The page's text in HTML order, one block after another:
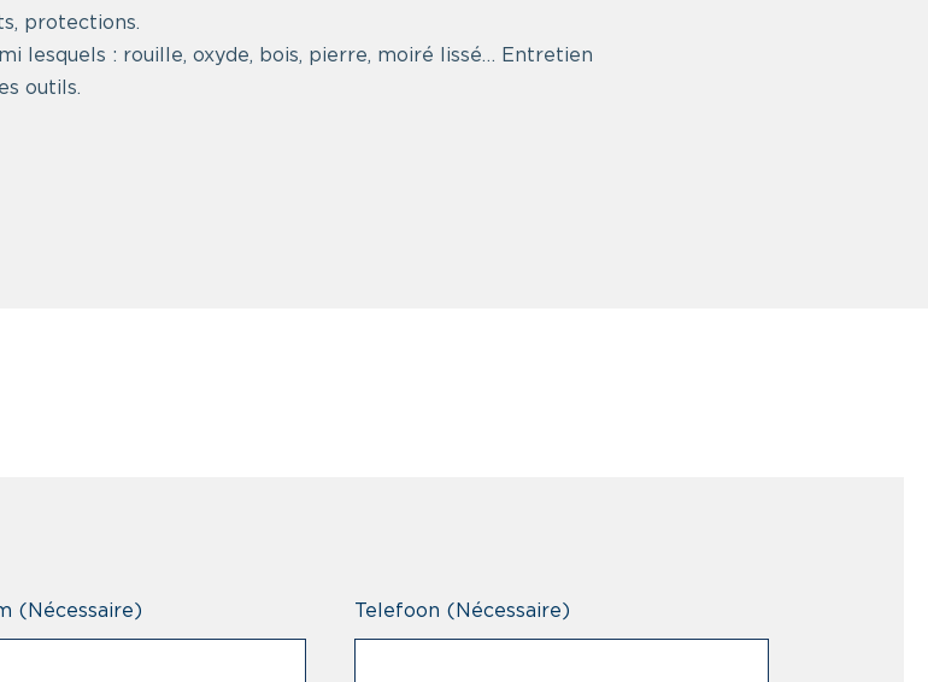
protections.
lesquels : rouille, oxyde, bois, pierre, moiré lissé… Entretien
outils.
(Nécessaire) Telefoon (Nécessaire)